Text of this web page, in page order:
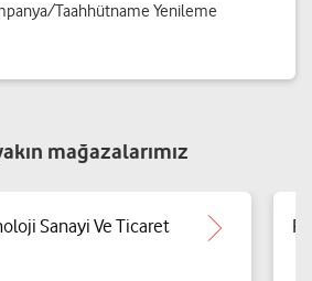
Taahhütname Yenileme
mağazalarımız
Sanayi Ve Ticaret